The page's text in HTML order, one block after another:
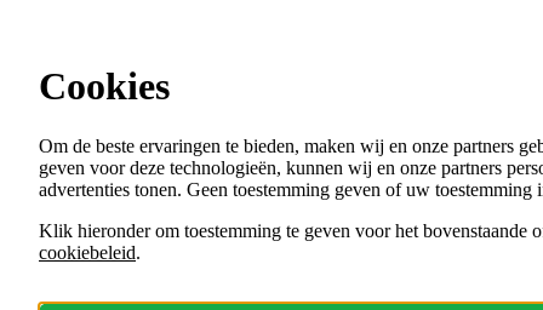
Menu
VACATURES
ORGANISATIES
Cookies
Om de beste ervaringen te bieden, maken wij en onze partners
geven voor deze technologieën, kunnen wij en onze partners
advertenties tonen. Geen toestemming geven of uw
Klik hieronder om toestemming te geven voor het bovenstaande
cookiebeleid.